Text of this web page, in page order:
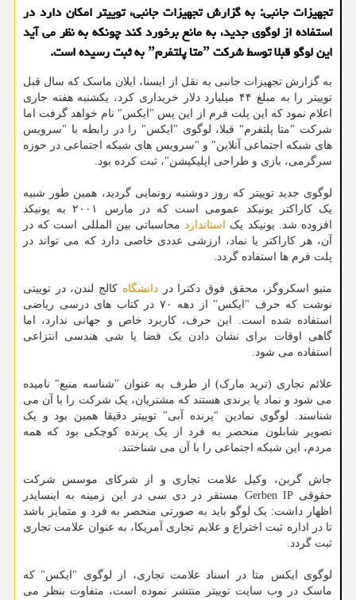
تجهیزات جانبی: به گزارش تجهیزات جانبی، توییتر امکان دارد در
استفاده از لوگوی جدید، به مانع برخورد کند چونکه به نظر می آید
این لوگو قبلا توسط شرکت ˮمتا پلتفرمˮ به ثبت رسیده است.
به گزارش تجهیزات جانبی به نقل از ایسنا، ایلان ماسک که سال قبل
توییتر را به مبلغ ۴۴ میلیارد دلار خریداری کرد، یکشنبه هفته جاری
اعلام نمود که این پلت فرم از این پس "ایکس" نام خواهد گرفت اما
شرکت "متا پلتفرم" قبلا، لوگوی "ایکس" را در رابطه با "سرویس
های شبکه اجتماعی آنلاین" و "سرویس های شبکه اجتماعی در حوزه
سرگرمی، بازی و طراحی اپلیکیشن"، ثبت کرده بود.
لوگوی جدید توییتر که روز دوشنبه رونمایی گردید، همین طور شبیه
یک کاراکتر یونیکد عمومی است که در مارس ۲۰۰۱ به یونیکد
افزوده شد. یونیکد یک
استانداردمحاسباتی بین المللی است که در
آن، هر کاراکتر یا نماد، ارزشی عددی خاصی دارد که می تواند در
پلت فرم ها استفاده گردد.
متیو اسکروگز، محقق فوق دکترا دردانشگاه کالج لندن، در توییتی
نوشت که حرف "ایکس" از دهه ۷۰ در کتاب های درسی ریاضی
استفاده شده است. این حرف، کاربرد خاص و جهانی ندارد، اما
گاهی اوقات برای نشان دادن یک فضا یا شی هندسی انتزاعی
استفاده می شود.
علائم تجاری (ترید مارک) از طرف به عنوان "شناسه منبع" نامیده
می شود و نماد یا برندی هستند که مشتریان، یک شرکت را با آن می
شناسند. لوگوی نمادین "پرنده آبی" توییتر دقیقا همین بود و یک
تصویر شابلون منحصر به فرد از یک پرنده کوچکی بود که همه
مردم، این شبکه اجتماعی را با آن می شناختند.
جاش گربن، وکیل علامت تجاری و از شرکای موسس شرکت
حقوقی Gerben IP مستقر در دی سی در این زمینه به اینسایدر
اظهار داشت: یک لوگو باید به صورتی منحصر به فرد و متمایز باشد
تا در اداره ثبت اختراع و علایم تجاری آمریکا، به عنوان علامت تجاری
ثبت گردد.
لوگوی ایکس متا در اسناد علامت تجاری، از لوگوی "ایکس" که
ماسک در وب سایت توییتر منتشر نموده است، متفاوت بنظر می